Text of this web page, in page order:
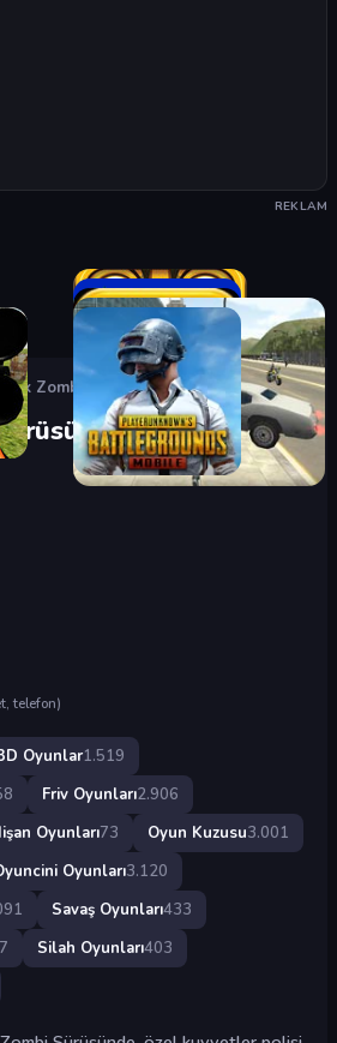
REKLAM
Zombi Sürüsü
telefon)
Oyunlar1.519
Friv Oyunları2.906
Oyunları73 Oyun Kuzusu3.001
Oyunları3.120
Savaş Oyunları433
Silah Oyunları403